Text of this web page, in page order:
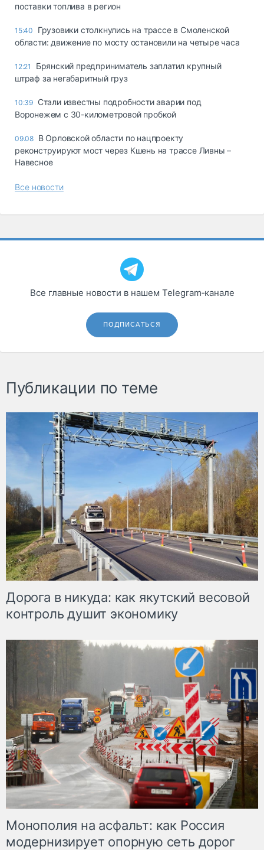
поставки топлива в регион
15:40
Грузовики столкнулись на трассе в Смоленской
области: движение по мосту остановили на четыре часа
12:21
Брянский предприниматель заплатил крупный
штраф за негабаритный груз
10:39 Стали известны подробности аварии под
Воронежем с 30-километровой пробкой
09.08 В Орловской области по нацпроекту
реконструируют мост через Кшень на трассе Ливны –
Навесное
Все новости
Все главные новости в нашем Telegram‑канале
ПОДПИСАТЬСЯ
Публикации по теме
Дорога в никуда: как якутский весовой
контроль душит экономику
Монополия на асфальт: как Россия
модернизирует опорную сеть дорог